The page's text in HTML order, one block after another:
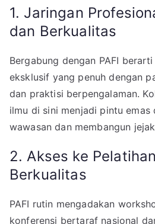
1. Jaringan
dan Berkualitas
Bergabung dengan PAFI
eksklusif yang penuh dengan
dan praktisi berpengalaman.
ilmu di sini menjadi pintu emas
wawasan dan membangun
2. Akses ke
Berkualitas
PAFI rutin mengadakan
konferensi bertaraf nasional